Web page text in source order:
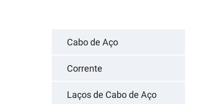
Cabo de Aço
Corrente
Laços de Cabo de Aço